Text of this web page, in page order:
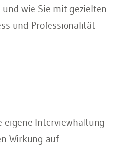
wie Sie mit gezielten
und Professionalität
eigene Interviewhaltung
Wirkung auf